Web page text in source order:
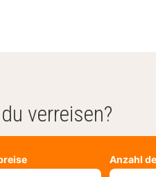
verreisen?
Anzahl